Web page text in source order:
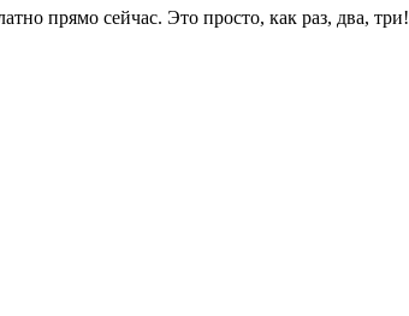
прямо сейчас. Это просто, как раз, два, три!